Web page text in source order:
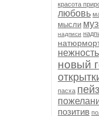
красота
любовь
мысли
надписи
нежность
новый
пасха
позитив